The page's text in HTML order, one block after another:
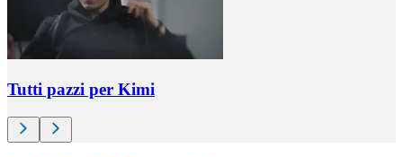
Tutti pazzi per Kimi